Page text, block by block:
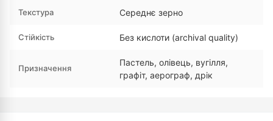
Текстура Середнє зерно
Стійкість Без кислоти (archival quality)
Призначення
Пастель, олівець, вугілля,
графіт, аерограф, дрік